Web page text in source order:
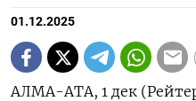
01.12.2025
АЛМА-АТА, 1 дек